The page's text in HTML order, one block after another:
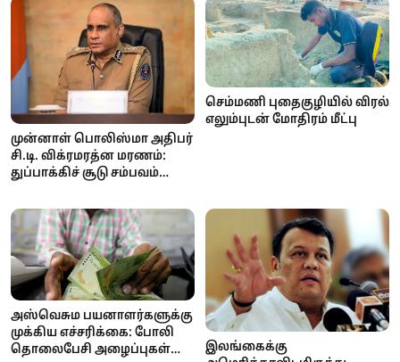
முன்னாள் பொலிஸ்மா அதிபர்
சி.டி. விக்ரமரத்ன மரணம்:
துப்பாக்கிச் சூடு சம்பவம்
ஆரம்பம்
செம்மணி புதைகுழியில் விரல்
எலும்புடன் மோதிரம் மீட்பு
அஸ்வெசும பயனாளர்களுக்கு
முக்கிய எச்சரிக்கை: போலி
தொலைபேசி அழைப்புகள்
இலங்கைக்கு